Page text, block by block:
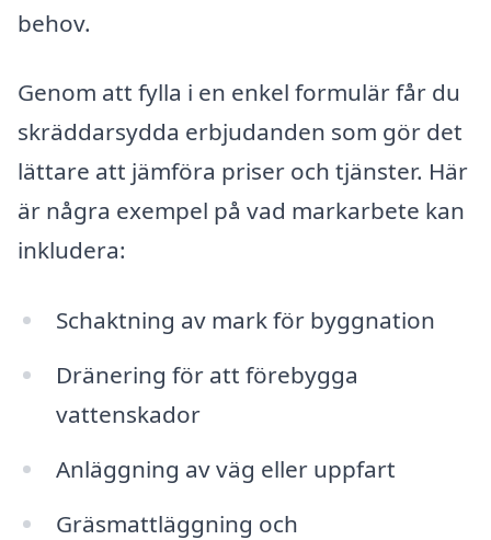
behov.
Genom att fylla i en enkel formulär får du
skräddarsydda erbjudanden som gör det
lättare att jämföra priser och tjänster. Här
är några exempel på vad markarbete kan
inkludera:
Schaktning av mark för byggnation
Dränering för att förebygga
vattenskador
Anläggning av väg eller uppfart
Gräsmattläggning och